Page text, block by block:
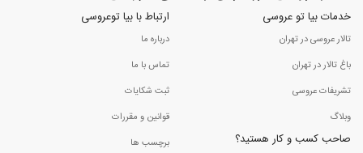
خدمات بیا تو عروسی
تالار عروسی در تهران
باغ تالار در تهران
تشریفات عروسی
وبلاگ
صاحب کسب و کار هستید؟
ارتباط با بیا توعروسی
درباره ما
تماس با ما
ثبت شکایات
قوانین و مقررات
برچسب ها